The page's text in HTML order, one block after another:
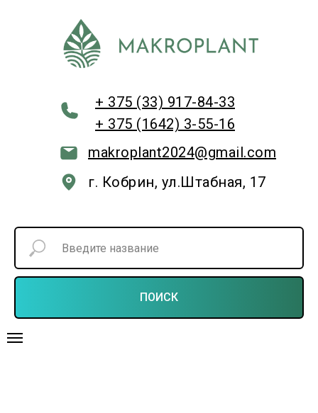
+ 375 (33) 917-84-33
makroplant2024@gmail.com
г. Кобрин, ул.Штабная, 17
+ 375 (1642) 3-55-16
ПОИСК